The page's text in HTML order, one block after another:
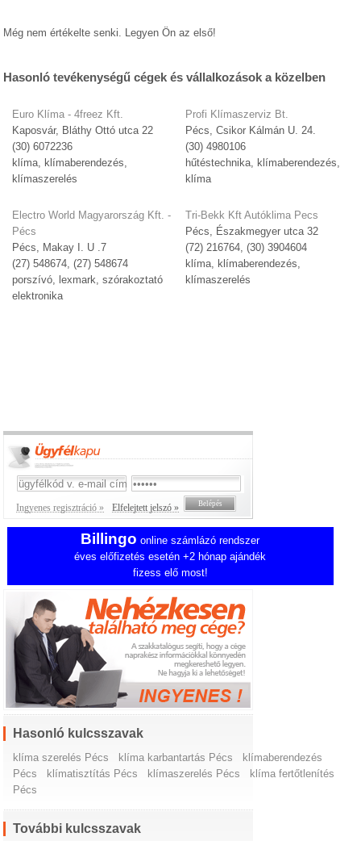
Még nem értékelte senki. Legyen Ön az első!
Hasonló tevékenységű cégek és vállalkozások a közelben
Euro Klíma - 4freez Kft.
Kaposvár, Bláthy Ottó utca 22
(30) 6072236
klíma, klímaberendezés,
klímaszerelés
Electro World Magyarország Kft. -
Pécs
Pécs, Makay I. U .7
(27) 548674, (27) 548674
porszívó, lexmark, szórakoztató
elektronika
Profi Klímaszerviz Bt.
Pécs, Csikor Kálmán U. 24.
(30) 4980106
hűtéstechnika, klímaberendezés,
klíma
Tri-Bekk Kft Autóklima Pecs
Pécs, Északmegyer utca 32
(72) 216764, (30) 3904604
klíma, klímaberendezés,
klímaszerelés
Ingyenes regisztráció » Elfelejtett jelszó »
Billingo online számlázó rendszer
éves előfizetés esetén +2 hónap ajándék
fizess elő most!
Hasonló kulcsszavak
klíma szerelés Pécs klíma karbantartás Pécs
klímaberendezés
Pécs
klímatisztítás Pécs klímaszerelés Pécs
klíma fertőtlenítés
Pécs
További kulcsszavak